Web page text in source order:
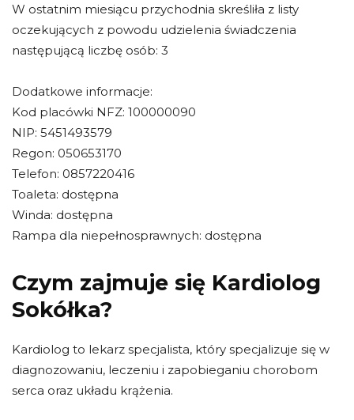
W ostatnim miesiącu przychodnia skreśliła z listy
oczekujących z powodu udzielenia świadczenia
następującą liczbę osób: 3
Dodatkowe informacje:
Kod placówki NFZ: 100000090
NIP: 5451493579
Regon: 050653170
Telefon: 0857220416
Toaleta: dostępna
Winda: dostępna
Rampa dla niepełnosprawnych: dostępna
Czym zajmuje się Kardiolog
Sokółka?
Kardiolog to lekarz specjalista, który specjalizuje się w
diagnozowaniu, leczeniu i zapobieganiu chorobom
serca oraz układu krążenia.